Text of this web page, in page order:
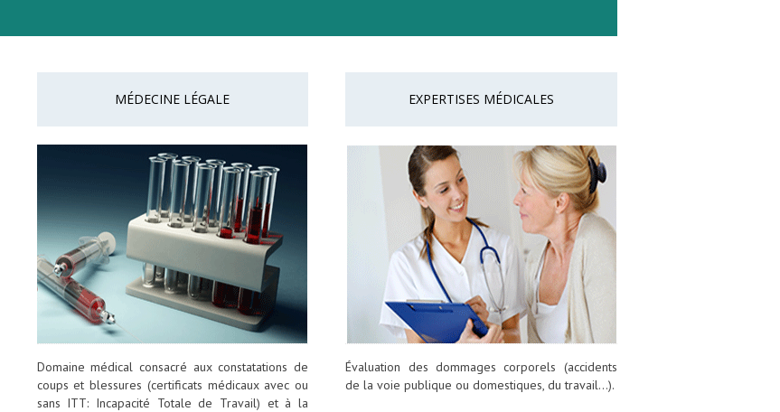
MÉDECINE LÉGALE
Domaine médical consacré aux constatations de
coups et blessures (certificats médicaux avec ou
sans ITT: Incapacité Totale de Travail) et à la
EXPERTISES MÉDICALES
Évaluation des dommages corporels (accidents
de la voie publique ou domestiques, du travail…).